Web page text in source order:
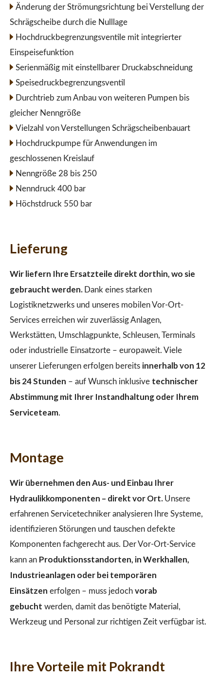
Änderung der Strömungsrichtung bei Verstellung der
Schrägscheibe durch die Nulllage
Hochdruckbegrenzungsventile mit integrierter
Einspeisefunktion
Serienmäßig mit einstellbarer Druckabschneidung
Speisedruckbegrenzungsventil
Durchtrieb zum Anbau von weiteren Pumpen bis
gleicher Nenngröße
Vielzahl von Verstellungen Schrägscheibenbauart
Hochdruckpumpe für Anwendungen im
geschlossenen Kreislauf
Nenngröße 28 bis 250
Nenndruck 400 bar
Höchstdruck 550 bar
Lieferung
Wir liefern Ihre Ersatzteile direkt dorthin, wo sie
gebraucht werden. Dank eines starken
Logistiknetzwerks und unseres mobilen Vor-Ort-
Services erreichen wir zuverlässig Anlagen,
Werkstätten, Umschlagpunkte, Schleusen, Terminals
oder industrielle Einsatzorte – europaweit. Viele
unserer Lieferungen erfolgen bereits innerhalb von 12
bis 24 Stunden – auf Wunsch inklusive technischer
Abstimmung mit Ihrer Instandhaltung oder Ihrem
Serviceteam.
Montage
Wir übernehmen den Aus- und Einbau Ihrer
Hydraulikkomponenten – direkt vor Ort. Unsere
erfahrenen Servicetechniker analysieren Ihre Systeme,
identifizieren Störungen und tauschen defekte
Komponenten fachgerecht aus. Der Vor-Ort-Service
kann an Produktionsstandorten, in Werkhallen,
Industrieanlagen oder bei temporären
Einsätzen erfolgen – muss jedoch vorab
gebucht werden, damit das benötigte Material,
Werkzeug und Personal zur richtigen Zeit verfügbar ist.
Ihre Vorteile mit Pokrandt